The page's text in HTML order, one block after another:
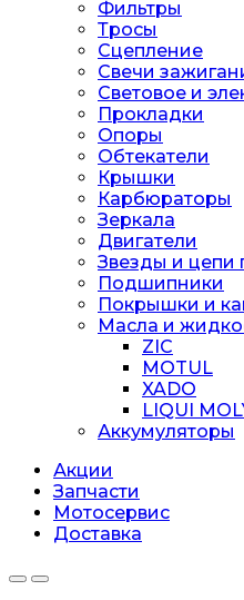
Фильтры
Тросы
Сцепление
Свечи
Световое и
Прокладки
Опоры
Обтекатели
Крышки
Карбюраторы
Зеркала
Двигатели
Звезды и цепи
Подшипники
Покрышки и
Масла и
ZIC
MOTUL
XADO
LIQUI
Аккумуляторы
Акции
Запчасти
Мотосервис
Доставка